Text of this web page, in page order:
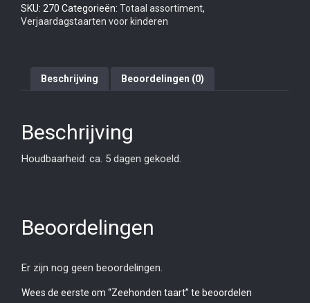
SKU: 270 Categorieën: Totaal assortiment,
Verjaardagstaarten voor kinderen
Beschrijving Beoordelingen (0)
Beschrijving
Houdbaarheid: ca. 5 dagen gekoeld.
Beoordelingen
Er zijn nog geen beoordelingen.
Wees de eerste om “Zeehonden taart” te beoordelen